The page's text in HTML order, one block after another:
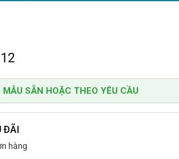
SẴN HOẶC THEO YÊU CẦU
ĐÃI
hàng